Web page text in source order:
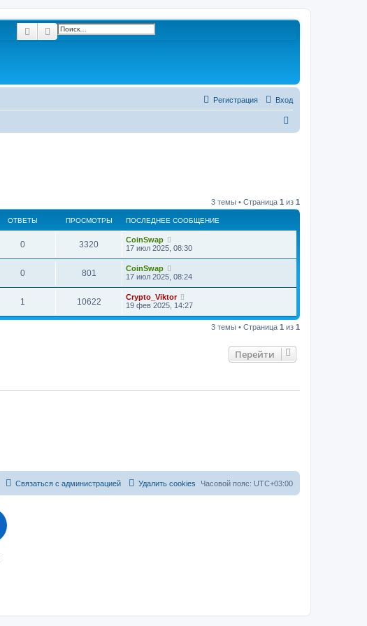
ПоискРасширенный поиск
Вход
Регистрация
3 темы • Страница 1 из 1
ОТВЕТЫ ПРОСМОТРЫ ПОСЛЕДНЕЕ СООБЩЕНИЕ
0 3320
CoinSwap
17 июл 2025, 08:30
0 801
CoinSwap
17 июл 2025, 08:24
1 10622
Crypto_Viktor
19 фев 2025, 14:27
3 темы • Страница 1 из 1
Перейти
Часовой пояс: UTC+03:00
Удалить cookies
Связаться с администрацией